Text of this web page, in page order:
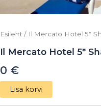
Esileht / Il Mercato Hotel 5*
Il Mercato Hotel 5*
0 €
Lisa korvi